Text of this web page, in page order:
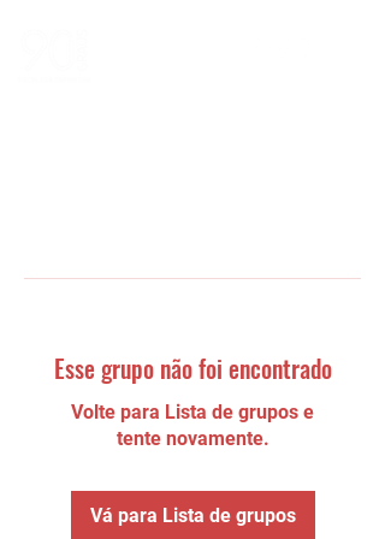
Esse grupo não foi encontrado
Volte para Lista de grupos e
tente novamente.
Vá para Lista de grupos